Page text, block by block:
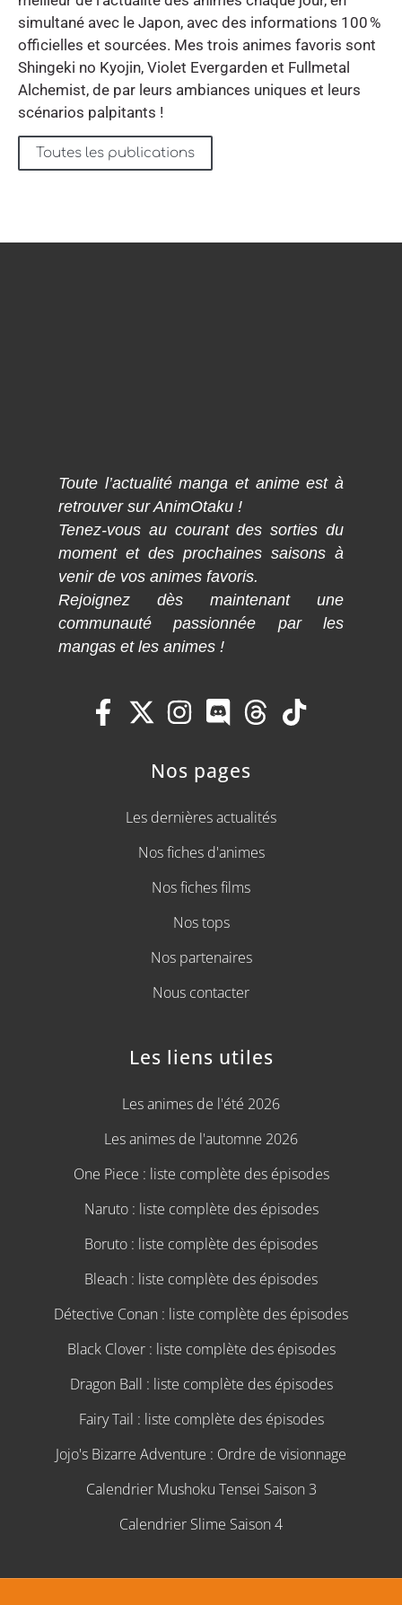
simultané avec le Japon, avec des informations 100 %
officielles et sourcées. Mes trois animes favoris sont
Shingeki no Kyojin, Violet Evergarden et Fullmetal
Alchemist, de par leurs ambiances uniques et leurs
scénarios palpitants !
Toutes les publications
Toute l’actualité manga et anime est à
retrouver sur AnimOtaku !
Tenez-vous au courant des sorties du
moment et des prochaines saisons à
venir de vos animes favoris.
Rejoignez dès maintenant une
communauté passionnée par les
mangas et les animes !
Nos pages
Les dernières actualités
Nos fiches d'animes
Nos fiches films
Nos tops
Nos partenaires
Nous contacter
Les liens utiles
Les animes de l'été 2026
Les animes de l'automne 2026
One Piece : liste complète des épisodes
Naruto : liste complète des épisodes
Boruto : liste complète des épisodes
Bleach : liste complète des épisodes
Détective Conan : liste complète des épisodes
Black Clover : liste complète des épisodes
Dragon Ball : liste complète des épisodes
Fairy Tail : liste complète des épisodes
Jojo's Bizarre Adventure : Ordre de visionnage
Calendrier Mushoku Tensei Saison 3
Calendrier Slime Saison 4